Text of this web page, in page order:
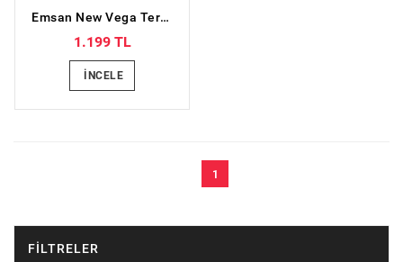
Emsan New Vega Termos Yeşil 2 L
1.199 TL
İNCELE
1
FILTRELER